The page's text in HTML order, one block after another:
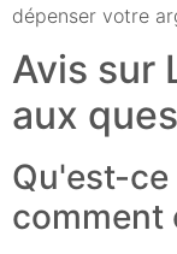
dépenser votre
Avis sur
aux
Qu'est-
comment